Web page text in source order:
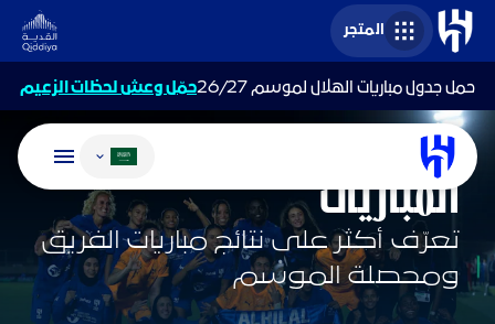
المتجر
حمل جدول مباريات الهلال لموسم 26/27 حمّل وعش لحظات الزعيم
تغيير اللغة فريق السيدات
المباريات
تعرّف أكثر على نتائج مباريات الفريق
ومحصلة الموسم